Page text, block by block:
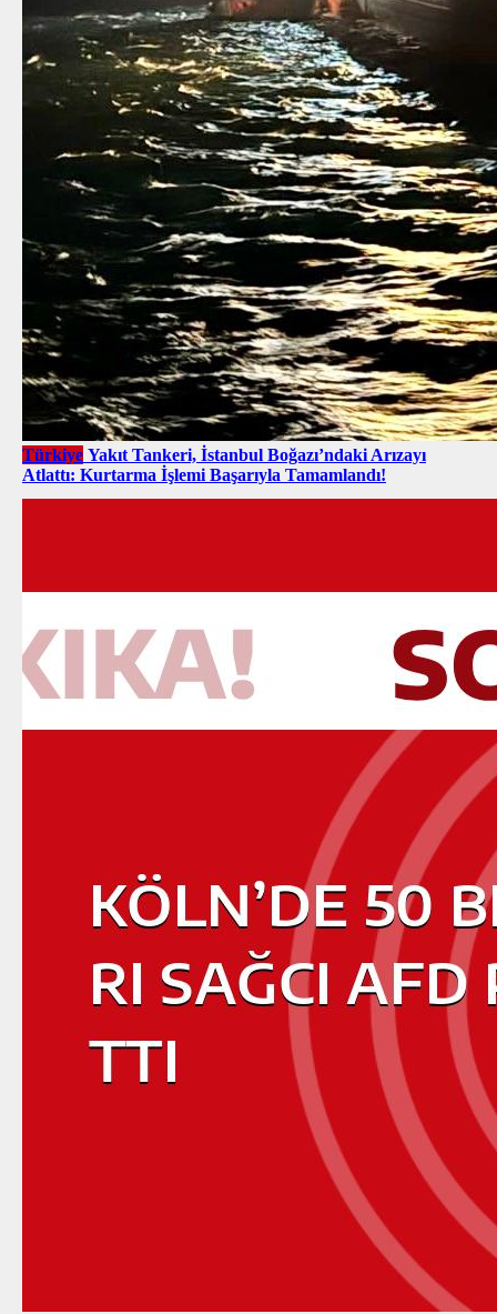
Türkiye Yakıt Tankeri, İstanbul Boğazı’ndaki Arızayı
Atlattı: Kurtarma İşlemi Başarıyla Tamamlandı!